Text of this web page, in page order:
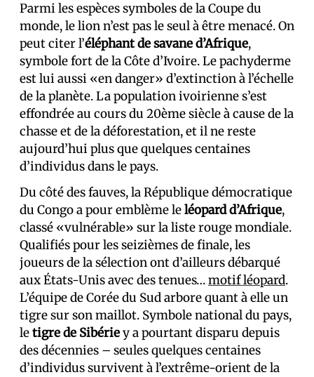
Parmi les espèces symboles de la Coupe du
monde, le lion n’est pas le seul à être menacé. On
peut citer l’éléphant de savane d’Afrique,
symbole fort de la Côte d’Ivoire. Le pachyderme
est lui aussi «en danger» d’extinction à l’échelle
de la planète. La population ivoirienne s’est
effondrée au cours du 20ème siècle à cause de la
chasse et de la déforestation, et il ne reste
aujourd’hui plus que quelques centaines
d’individus dans le pays.
Du côté des fauves, la République démocratique
du Congo a pour emblème leléopard d’Afrique,
classé «vulnérable» sur la liste rouge mondiale.
Qualifiés pour les seizièmes de finale, les
joueurs de la sélection ont d’ailleurs débarqué
aux États-Unis avec des tenues…motif léopard.
L’équipe de Corée du Sud arbore quant à elle un
tigre sur son maillot. Symbole national du pays,
letigre de Sibériey a pourtant disparu depuis
des décennies – seules quelques centaines
d’individus survivent à l’extrême-orient de la